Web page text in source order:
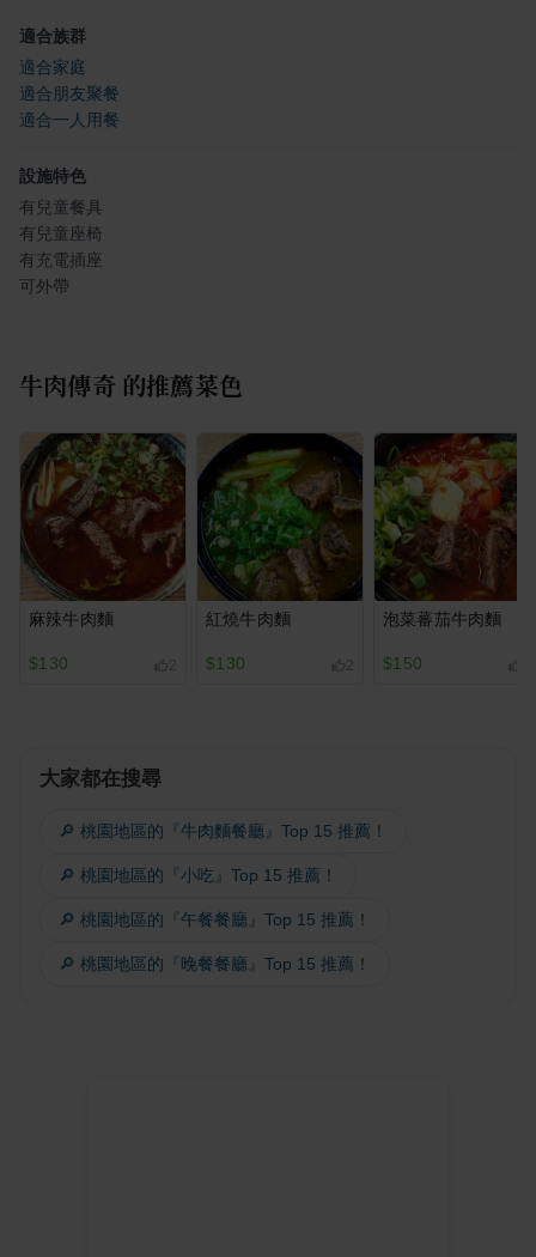
適合族群
適合家庭
適合朋友聚餐
適合一人用餐
設施特色
有兒童餐具
有兒童座椅
有充電插座
可外帶
牛肉傳奇的推薦菜色
麻辣牛肉麵
$130 2
紅燒牛肉麵
$130 2
泡菜蕃茄牛肉麵
$150
大家都在搜尋
🔎 桃園地區的『牛肉麵餐廳』Top 15 推薦！
🔎 桃園地區的『小吃』Top 15 推薦！
🔎 桃園地區的『午餐餐廳』Top 15 推薦！
🔎 桃園地區的『晚餐餐廳』Top 15 推薦！